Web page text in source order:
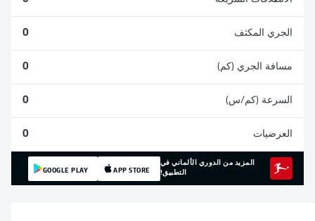
الجري المكثف 0
مسافة الجري (كم) 0
السرعة (كم/س) 0
العرضيات 0
المزيد من الدوري الألماني في
التطبيق!
APP STORE
GOOGLE PLAY